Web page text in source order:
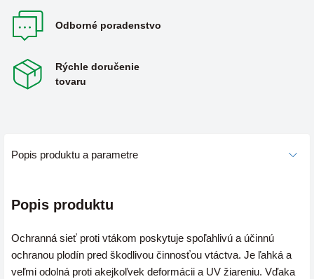
Odborné poradenstvo
Rýchle doručenie
tovaru
Popis produktu a parametre
Popis produktu
Ochranná sieť proti vtákom poskytuje spoľahlivú a účinnú
ochranou plodín pred škodlivou činnosťou vtáctva. Je ľahká a
veľmi odolná proti akejkoľvek deformácii a UV žiareniu. Vďaka